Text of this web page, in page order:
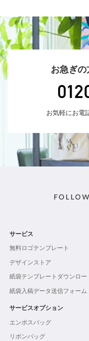
お急ぎ
お気軽にお電
サービス
無料ロゴテンプレート
デザインストア
紙袋テンプレートダウンロー
紙袋入稿データ送信フォーム
サービスオプション
エンボスバッグ
リボンバッグ